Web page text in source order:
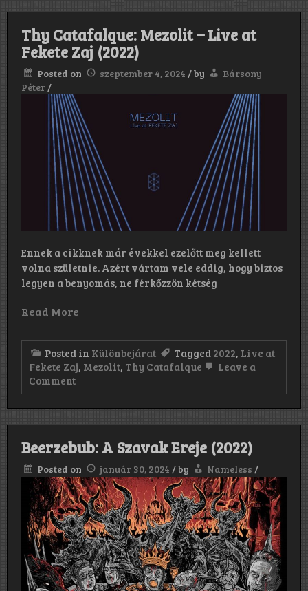
Thy Catafalque: Mezolit – Live at
Fekete Zaj (2022)
Posted on szeptember 4, 2024 /by
Bársony
Péter/
Ennek a cikknek már évekkel ezelőtt meg kellett
volna születnie. Azért vártam vele eddig, hogy biztos
legyen a benyomás, ne férkőzzön kétség
Read More
Posted in Különbejárat Tagged 2022, Live at
Fekete Zaj, Mezolit, Thy Catafalque
Leave a
Commenton
Thy
–
Live
at
Fekete
Zaj
(2022)
Beerzebub: A Szavak Ereje (2022)
Posted on január 30, 2024 /by Nameless /